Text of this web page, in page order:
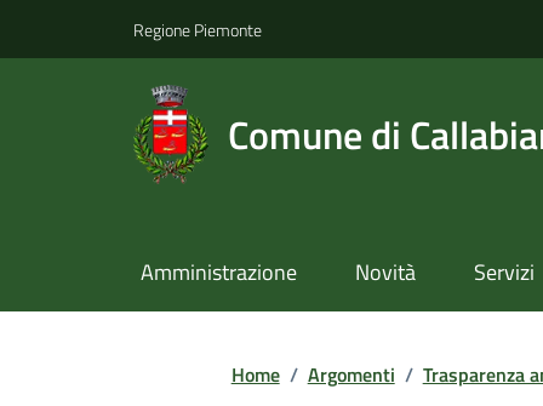
Regione Piemonte
Comune di
Amministrazione Novità Servizi
Home / Argomenti / Trasparenza